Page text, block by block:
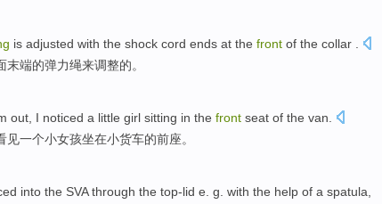
is adjusted with the shock cord ends at the front of the collar .
末端的弹力绳来调整的。
out I noticed a little girl sitting in the front seat of the van
见一个小女孩坐在小货车的前座。
into the SVA through the top-lid e. g. with the help of a spatula